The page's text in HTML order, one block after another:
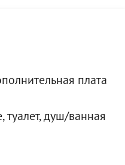
плата
туалет, душ/ванная